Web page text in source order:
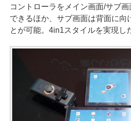
コントローラをメイン画面/サブ
できるほか、サブ画面は背面に向
とが可能。4in1スタイルを実現し